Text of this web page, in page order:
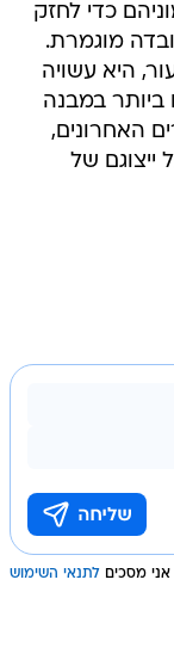
כדי לחזק
מוגמרת.
היא עשויה
ביותר במבנה
האחרונים,
של
מסכים לתנאי השימוש